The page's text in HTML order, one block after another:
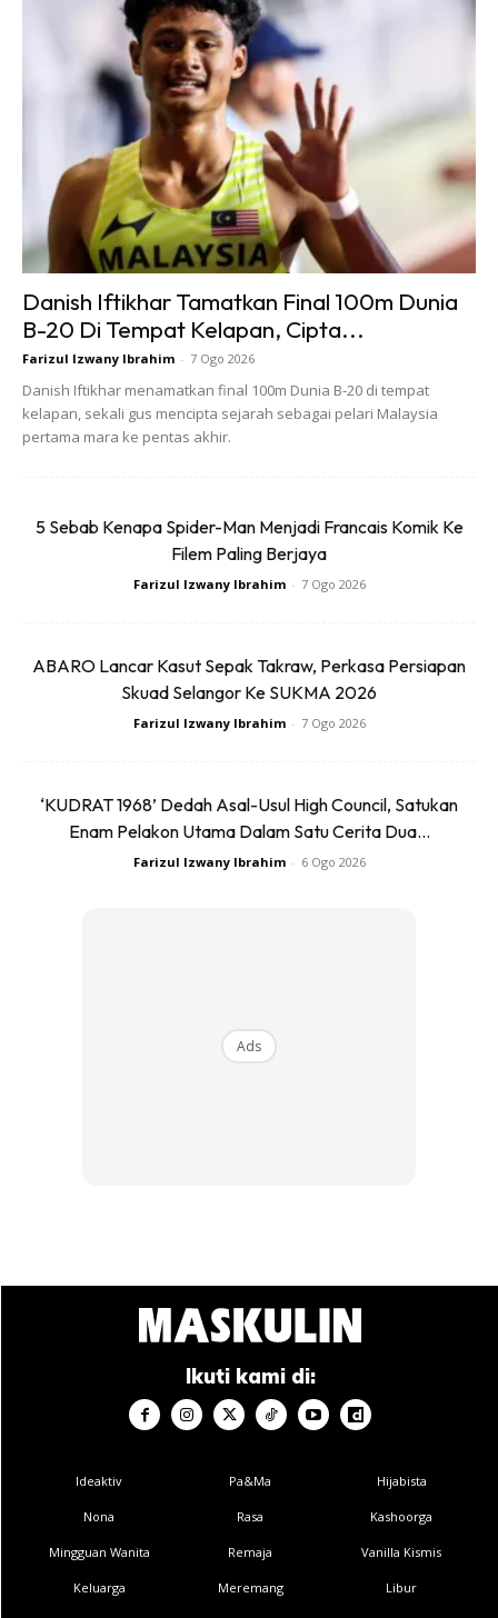
Walaupun Fesyen sesuatu yang Relatif, namun indentiti
yang menjadikan ia dikenali sebagai Pakaian Tradisional
Baju Melayu perlu dikekalkan. Selain Perbezaan Asal Usul
dan Sajarah Baju Teluk Belanga dan Baju Cekak Musang.
Idetiti utama pakaian tradisional kaum melayu ini terletak
pada perbezaanJenis Jahitan Leher Baju dan Cara
Pemakaian Sampin Baju Cekak Musang dan Baju Teluk
Belanga juga berbeza
langsung dengan pola lingkaran leher baju. Pengertian
yang bercekak tinggi berdiri (2.5cm) melingkari leher.
Ukuran ditentukan oleh lingkaran (bulat) yang dibuat
Danish Iftikhar Tamatkan Final 100m Dunia
B-20 Di Tempat Kelapan, Cipta...
Farizul Izwany Ibrahim - 7 Ogo 2026
Danish Iftikhar menamatkan final 100m Dunia B-20 di tempat
kelapan, sekali gus mencipta sejarah sebagai pelari Malaysia
pertama mara ke pentas akhir.
5 Sebab Kenapa Spider-Man Menjadi Francais Komik Ke
Filem Paling Berjaya
Farizul Izwany Ibrahim - 7 Ogo 2026
ABARO Lancar Kasut Sepak Takraw, Perkasa Persiapan
Skuad Selangor Ke SUKMA 2026
Farizul Izwany Ibrahim - 7 Ogo 2026
‘KUDRAT 1968’ Dedah Asal-Usul High Council, Satukan
Enam Pelakon Utama Dalam Satu Cerita Dua...
Farizul Izwany Ibrahim - 6 Ogo 2026
Ads
Ikuti kami di:
Ideaktiv
Nona
Mingguan Wanita
Keluarga
Pa&Ma
Rasa
Remaja
Meremang
Hijabista
Kashoorga
Vanilla Kismis
Libur